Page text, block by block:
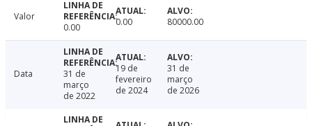
Valor
0.00
0.00 80000.00
Data
31 de
março
de 2022
19 de
fevereiro
de 2024
31 de
março
de 2026